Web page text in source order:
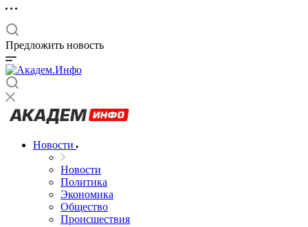
Предложить новость
Новости
Новости
Политика
Экономика
Общество
Происшествия